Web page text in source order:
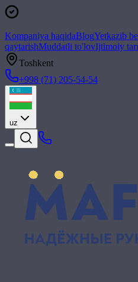
Kompaniya haqidaBlogYetkazib
qaytarishMuddatli to'lovIjtimoiy
Toshkent
+998 (71) 205-54-54
uz